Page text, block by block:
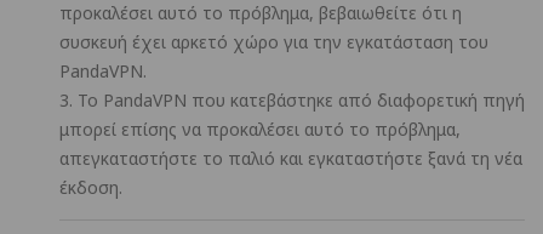
προκαλέσει αυτό το πρόβλημα, βεβαιωθείτε ότι η
συσκευή έχει αρκετό χώρο για την εγκατάσταση του
PandaVPN.
3. Το PandaVPN που κατεβάστηκε από διαφορετική πηγή
μπορεί επίσης να προκαλέσει αυτό το πρόβλημα,
απεγκαταστήστε το παλιό και εγκαταστήστε ξανά τη νέα
έκδοση.